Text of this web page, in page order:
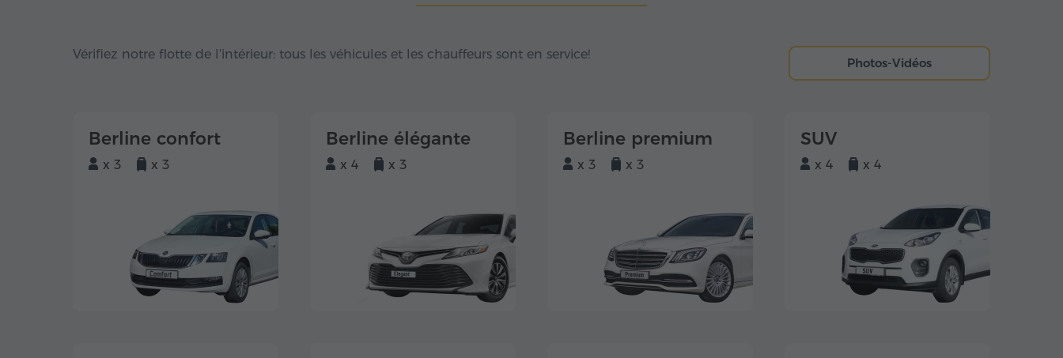
Vérifiez notre flotte de l'intérieur: tous les véhicules et les chauffeurs sont en service!
Photos-Vidéos
Berline confort
x 3 x 3
Berline élégante
x 4 x 3
Berline premium
x 3 x 3
SUV
x 4 x 4